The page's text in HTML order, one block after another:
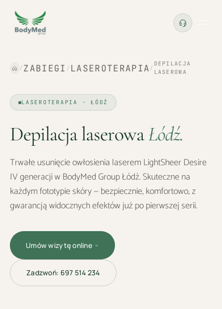
/ ZABIEGI / LASEROTERAPIA /
DEPILACJA
LASEROWA
LASEROTERAPIA · ŁÓDŹ
Depilacja laserowaŁódź.
Trwałe usunięcie owłosienia laserem LightSheer Desire
IV generacji w BodyMed Group Łódź. Skuteczne na
każdym fototypie skóry — bezpiecznie, komfortowo, z
gwarancją widocznych efektów już po pierwszej serii.
Umów wizytę online
Zadzwoń: 697 514 234